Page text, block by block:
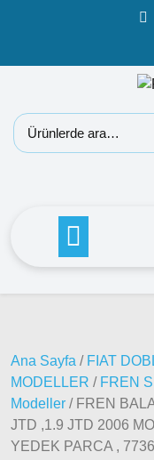
2000 –
2005
Modeller
Doblo
2006 –
Ana Sayfa / FIAT
MODELLER / FREN
Modeller / FREN
JTD ,1.9 JTD 2006
YEDEK PARCA ,